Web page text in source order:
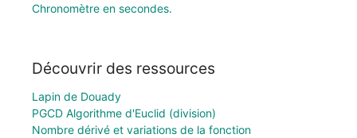
Chronomètre en secondes.
Découvrir des ressources
Lapin de Douady
PGCD Algorithme d'Euclid (division)
Nombre dérivé et variations de la fonction